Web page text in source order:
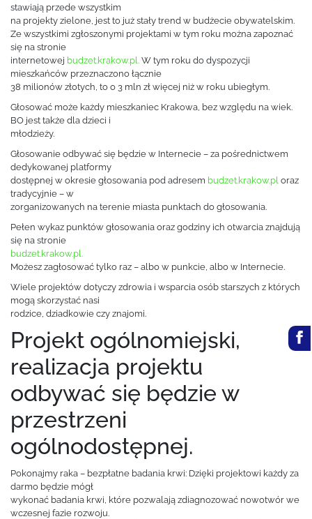
stawiają przede wszystkim
na projekty zielone, jest to już stały trend w budżecie obywatelskim.
Ze wszystkimi zgłoszonymi projektami w tym roku można zapoznać
się na stronie
internetowej budzet.krakow.pl. W tym roku do dyspozycji
mieszkańców przeznaczono łącznie
38 milionów złotych, to o 3 mln zł więcej niż w roku ubiegłym.
Głosować może każdy mieszkaniec Krakowa, bez względu na wiek.
BO jest także dla dzieci i
młodzieży.
Głosowanie odbywać się będzie w Internecie – za pośrednictwem
dedykowanej platformy
dostępnej w okresie głosowania pod adresem budzet.krakow.pl oraz
tradycyjnie – w
zorganizowanych na terenie miasta punktach do głosowania.
Pełen wykaz punktów głosowania oraz godziny ich otwarcia znajdują
się na stronie
budzet.krakow.pl.
Możesz zagłosować tylko raz – albo w punkcie, albo w Internecie.
Wiele projektów dotyczy zdrowia i wsparcia osób starszych z których
mogą skorzystać nasi
rodzice, dziadkowie czy znajomi.
Projekt ogólnomiejski,
realizacja projektu
odbywać się będzie w
przestrzeni
ogólnodostępnej.
Pokonajmy raka – bezpłatne badania krwi: Dzięki projektowi każdy za
darmo będzie mógł
wykonać badania krwi, które pozwalają zdiagnozować nowotwór we
wczesnej fazie rozwoju.